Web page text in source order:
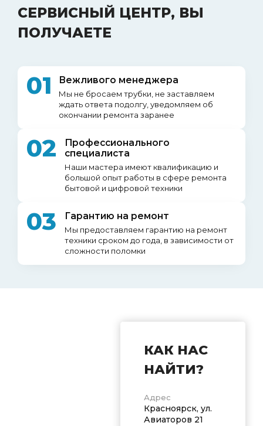
СЕРВИСНЫЙ ЦЕНТР, ВЫ
ПОЛУЧАЕТЕ
01 Вежливого менеджера
Мы не бросаем трубки, не заставляем
ждать ответа подолгу, уведомляем об
окончании ремонта заранее
02
Профессионального
специалиста
Наши мастера имеют квалификацию и
большой опыт работы в сфере ремонта
бытовой и цифровой техники
03 Гарантию на ремонт
Мы предоставляем гарантию на ремонт
техники сроком до года, в зависимости от
сложности поломки
КАК НАС
НАЙТИ?
Адрес
Красноярск, ул.
Авиаторов 21